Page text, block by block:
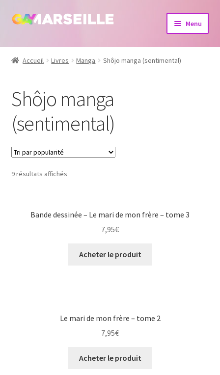
Aller
navigation
Aller
Menu
Boutique
Calendrier
Dvd
Livres
Accueil Livres Manga Shôjo manga (sentimental)
Shôjo manga
(sentimental)
9 résultats affichés
Bande dessinée – Le mari de mon frère – tome 3
7,95€
Acheter le produit
Le mari de mon frère – tome 2
7,95€
Acheter le produit